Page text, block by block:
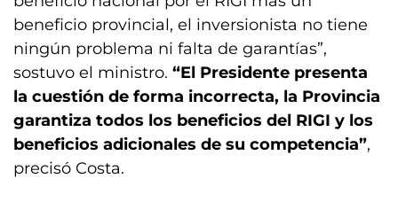
beneficio provincial, el inversionista no tiene
ningún problema ni falta de garantías”,
sostuvo el ministro. “El Presidente presenta
la cuestión de forma incorrecta, la Provincia
garantiza todos los beneficios del RIGI y los
beneficios adicionales de su competencia”,
precisó Costa.